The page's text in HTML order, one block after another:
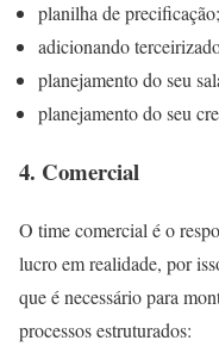
planilha de precificação;
adicionando
planejamento do seu
planejamento do seu
4. Comercial
O time comercial é o
lucro em realidade, por
que é necessário para
processos estruturados: